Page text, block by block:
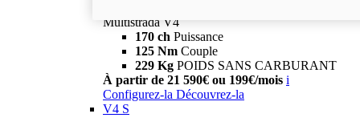
Multistrada V4
170 ch Puissance
125 Nm Couple
229 Kg POIDS SANS CARBURANT
À partir de 21 590€ ou 199€/mois i
Configurez-la Découvrez-la
V4 S